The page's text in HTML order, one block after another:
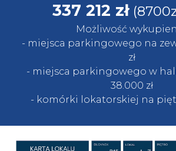
337 212 zł
Możliwość
- miejsca parkingowego na
zł
- miejsca parkingowego w
38.000 zł
- komórki lokatorskiej na